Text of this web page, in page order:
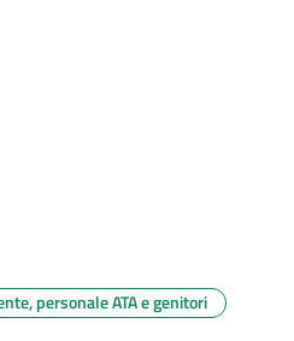
personale ATA e genitori